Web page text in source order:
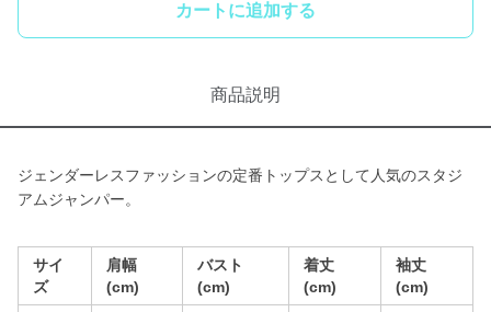
カートに追加する
商品説明
ジェンダーレスファッションの定番トップスとして人気のスタジ
アムジャンパー。
サイ
ズ
肩幅
(cm)
バスト
(cm)
着丈
(cm)
袖丈
(cm)